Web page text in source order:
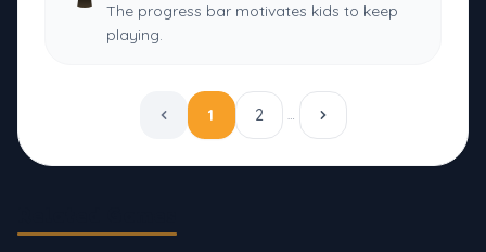
The progress bar motivates kids to keep
playing.
1 2 …